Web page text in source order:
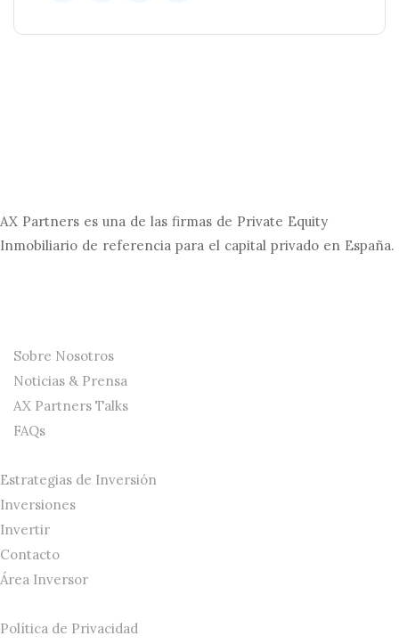
AX Partners es una de las firmas de Private Equity
Inmobiliario de referencia para el capital privado en España.
Sobre Nosotros
Noticias & Prensa
AX Partners Talks
FAQs
Estrategias de Inversión
Inversiones
Invertir
Contacto
Área Inversor
Política de Privacidad